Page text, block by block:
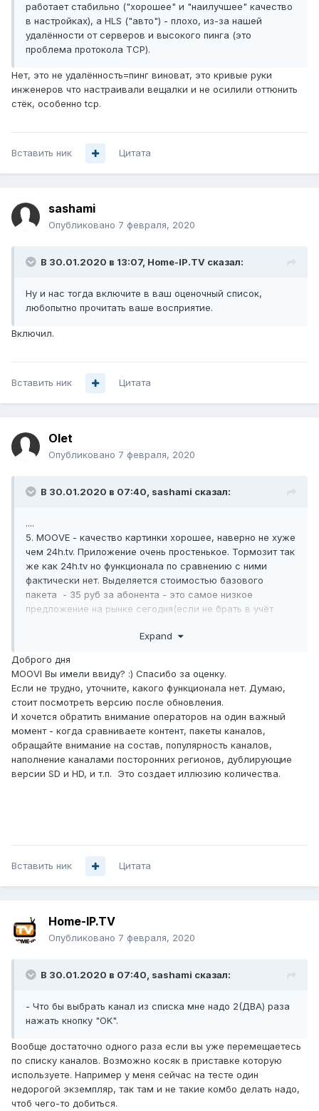
работает стабильно ("хорошее" и "наилучшее" качество
в настройках), а HLS ("авто") - плохо, из-за нашей
удалённости от серверов и высокого пинга (это
проблема протокола TCP).
Нет, это не удалённость=пинг виноват, это кривые руки
инженеров что настраивали вещалки и не осилили оттюнить
стёк, особенно tcp.
Вставить ник Цитата
sashami
Опубликовано 7 февраля, 2020
В 30.01.2020 в 13:07, Home-IP.TV сказал:
Ну и нас тогда включите в ваш оценочный список,
любопытно прочитать ваше восприятие.
Включил.
Вставить ник Цитата
Olet
Опубликовано 7 февраля, 2020
В 30.01.2020 в 07:40, sashami сказал:
....
5. MOOVE - качество картинки хорошее, наверно не хуже
чем 24h.tv. Приложение очень простенькое. Тормозит так
же как 24h.tv но функционала по сравнению с ними
фактически нет. Выделяется стоимостью базового
пакета - 35 руб за абонента - это самое низкое
предложение на рынке сегодня(если не брать в учёт
предлагают от стороннего разработчика за
50к разово.
Expand
Доброго дня
MOOVI Вы имели ввиду? :) Спасибо за оценку.
Если не трудно, уточните, какого функционала нет. Думаю,
стоит посмотреть версию после обновления.
И хочется обратить внимание операторов на один важный
момент - когда сравниваете контент, пакеты каналов,
обращайте внимание на состав, популярность каналов,
наполнение каналами посторонних регионов, дублирующие
версии SD и HD, и т.п. Это создает иллюзию количества.
Вставить ник Цитата
Home-IP.TV
Опубликовано 7 февраля, 2020
В 30.01.2020 в 07:40, sashami сказал:
- Что бы выбрать канал из списка мне надо 2(ДВА) раза
нажать кнопку "OK".
Вообще достаточно одного раза если вы уже перемещаетесь
по списку каналов. Возможно косяк в приставке которую
используете. Например у меня сейчас на тесте один
недорогой экземпляр, так там и не такие комбо делать надо,
чтоб чего-то добиться.